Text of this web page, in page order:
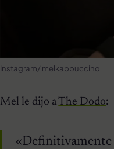
Instagram/ melkappuccino
Mel le dijo aThe Dodo:
«Definitivamente